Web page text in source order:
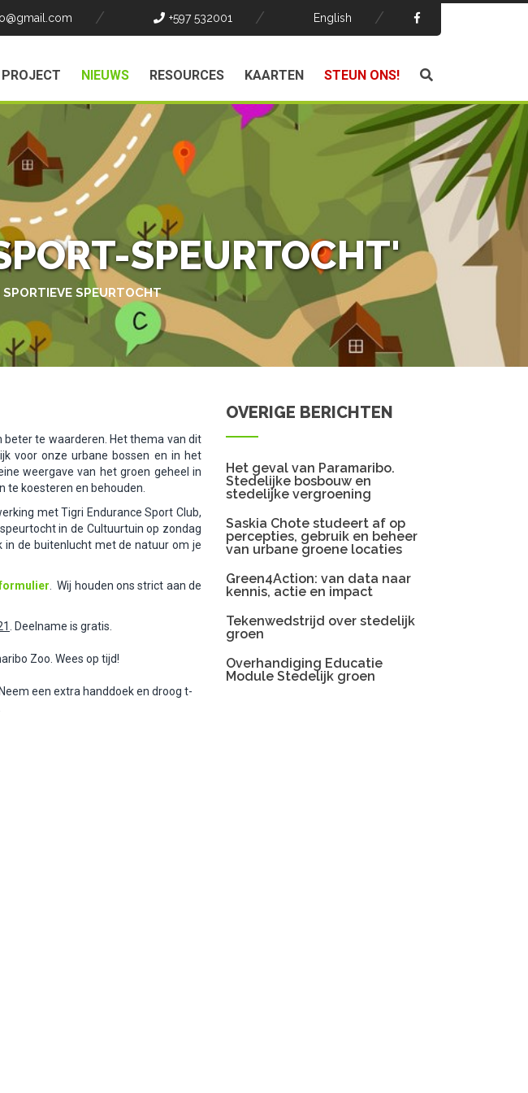
@gmail.com +597 532001 English
NIEUWS RESOURCES KAARTEN STEUN ONS!
SPEURTOCHT'
SPEURTOCHT
beter te waarderen. Het thema van dit
voor onze urbane bossen en in het
weergave van het groen geheel in
te koesteren en behouden.
met Tigri Endurance Sport Club,
in de Cultuurtuin op zondag
in de buitenlucht met de natuur om je
. Wij houden ons strict aan de
. Deelname is gratis.
Zoo. Wees op tijd!
een extra handdoek en droog t-
OVERIGE BERICHTEN
Het geval van Paramaribo.
Stedelijke bosbouw en
stedelijke vergroening
Saskia Chote studeert af op
percepties, gebruik en beheer
van urbane groene locaties
Green4Action: van data naar
kennis, actie en impact
Tekenwedstrijd over stedelijk
groen
Overhandiging Educatie
Module Stedelijk groen